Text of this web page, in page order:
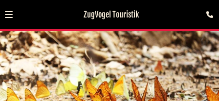
ZugVogel Touristik